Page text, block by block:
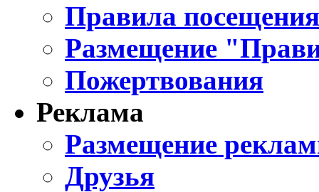
Правила
Размещение
Пожертвования
Реклама
Размещение
Друзья